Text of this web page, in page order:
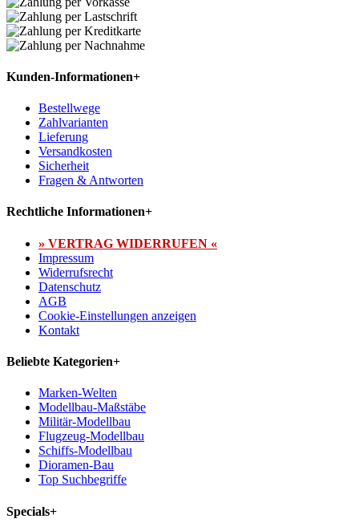
Kunden-Informationen+
Bestellwege
Zahlvarianten
Lieferung
Versandkosten
Sicherheit
Fragen & Antworten
Rechtliche Informationen+
» VERTRAG WIDERRUFEN «
Impressum
Widerrufsrecht
Datenschutz
AGB
Cookie-Einstellungen anzeigen
Kontakt
Beliebte Kategorien+
Marken-Welten
Modellbau-Maßstäbe
Militär-Modellbau
Flugzeug-Modellbau
Schiffs-Modellbau
Dioramen-Bau
Top Suchbegriffe
Specials+